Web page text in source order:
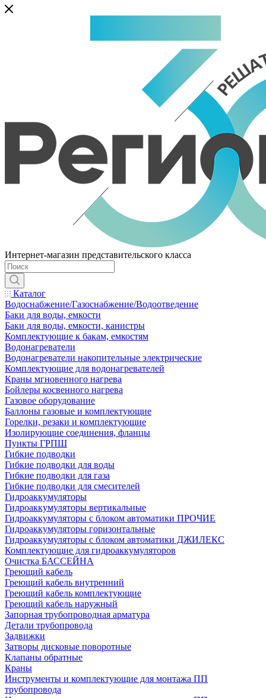
Интернет-магазин представительского класса
Каталог
Водоснабжение/Газоснабжение/Водоотведение
Баки для воды, емкости
Баки для воды, емкости, канистры
Комплектующие к бакам, емкостям
Водонагреватели
Водонагреватели накопительные электрические
Комплектующие для водонагревателей
Краны мгновенного нагрева
Бойлеры косвенного нагрева
Газовое оборудование
Баллоны газовые и комплектующие
Горелки, резаки и комплектующие
Изолирующие соединения, фланцы
Пункты ГРПШ
Гибкие подводки
Гибкие подводки для воды
Гибкие подводки для газа
Гибкие подводки для смесителей
Гидроаккумуляторы
Гидроаккумуляторы вертикальные
Гидроаккумуляторы с блоком автоматики ПРОЧИЕ
Гидроаккумуляторы горизонтальные
Гидроаккумуляторы с блоком автоматики ДЖИЛЕКС
Комплектующие для гидроаккумуляторов
Очистка БАССЕЙНА
Греющий кабель
Греющий кабель внутренний
Греющий кабель комплектующие
Греющий кабель наружный
Запорная трубопроводная арматура
Детали трубопровода
Задвижки
Затворы дисковые поворотные
Клапаны обратные
Краны
Инструменты и комплектующие для монтажа ПП
трубопровода